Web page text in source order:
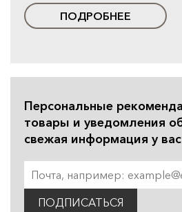
ПОДРОБНЕЕ
Персональные
товары и уведомления
свежая информация у
ПОДПИСАТЬСЯ